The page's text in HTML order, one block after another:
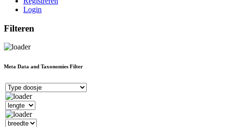
Login
Filteren
Meta Data and Taxonomies Filter